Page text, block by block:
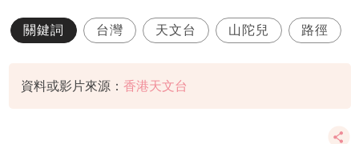
關鍵詞 台灣 天文台 山陀兒 路徑
資料或影片來源： 香港天文台